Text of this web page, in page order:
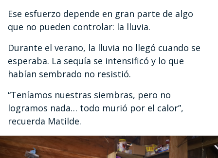
Ese esfuerzo depende en gran parte de algo
que no pueden controlar: la lluvia.
Durante el verano, la lluvia no llegó cuando se
esperaba. La sequía se intensificó y lo que
habían sembrado no resistió.
“Teníamos nuestras siembras, pero no
logramos nada… todo murió por el calor”,
recuerda Matilde.